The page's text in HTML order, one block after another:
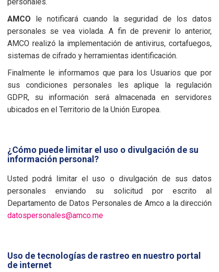
AMCO le notificará cuando la seguridad de los datos
personales se vea violada. A fin de prevenir lo anterior,
AMCO realizó la implementación de antivirus, cortafuegos,
sistemas de cifrado y herramientas identificación.
Finalmente le informamos que para los Usuarios que por
sus condiciones personales les aplique la regulación
GDPR, su información será almacenada en servidores
ubicados en el Territorio de la Unión Europea.
¿Cómo puede limitar el uso o divulgación de su
información personal?
Usted podrá limitar el uso o divulgación de sus datos
personales enviando su solicitud por escrito al
Departamento de Datos Personales de Amco a la dirección
datospersonales@amco.me
Uso de tecnologías de rastreo en nuestro portal
de internet